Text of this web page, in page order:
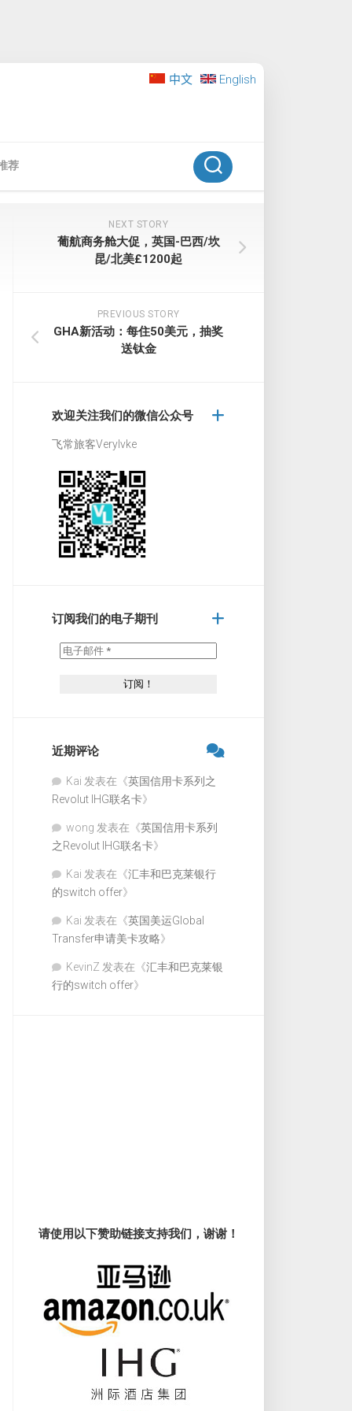
荐
中文 English
NEXT STORY
葡航商务舱大促，英国-巴西/坎
昆/北美£1200起
PREVIOUS STORY
GHA新活动：每住50美元，抽奖
送钛金
欢迎关注我们的微信公众号
飞常旅客Verylvke
订阅我们的电子期刊
近期评论
Kai 发表在《英国信用卡系列之
Revolut IHG联名卡》
wong 发表在《英国信用卡系列
之Revolut IHG联名卡》
Kai 发表在《汇丰和巴克莱银行
的switch offer》
Kai 发表在《英国美运Global
Transfer申请美卡攻略》
KevinZ 发表在《汇丰和巴克莱银
行的switch offer》
请使用以下赞助链接支持我们，谢谢！